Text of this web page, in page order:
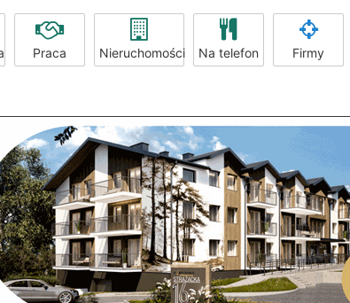
Praca Nieruchomości Na telefon Firmy